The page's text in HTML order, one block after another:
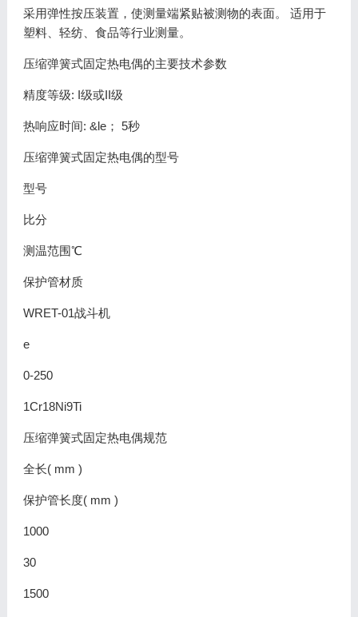
采用弹性按压装置，使测量端紧贴被测物的表面。 适用于
塑料、轻纺、食品等行业测量。
压缩弹簧式固定热电偶的主要技术参数
精度等级: I级或II级
热响应时间: &le； 5秒
压缩弹簧式固定热电偶的型号
型号
比分
测温范围℃
保护管材质
WRET-01战斗机
e
0-250
1Cr18Ni9Ti
压缩弹簧式固定热电偶规范
全长( mm )
保护管长度( mm )
1000
30
1500